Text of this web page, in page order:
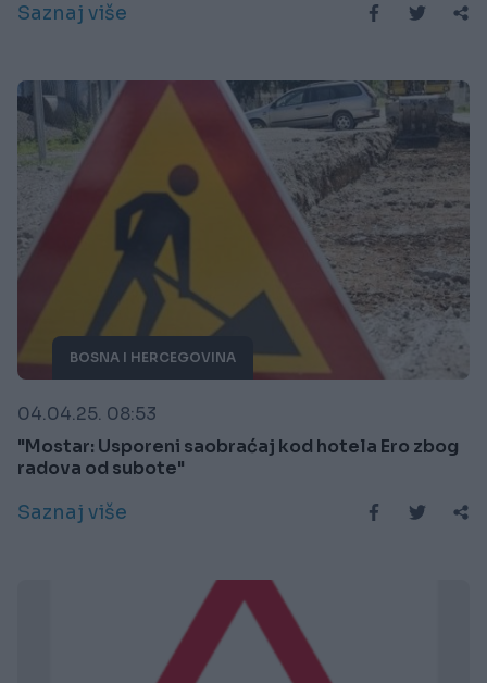
Saznaj više
BOSNA I HERCEGOVINA
04.04.25. 08:53
"Mostar: Usporeni saobraćaj kod hotela Ero zbog
radova od subote"
Saznaj više